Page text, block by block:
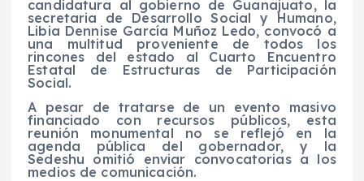
candidatura al gobierno de Guanajuato, la
secretaria de Desarrollo Social y Humano,
Libia Dennise García Muñoz Ledo, convocó a
una multitud proveniente de todos los
rincones del estado al Cuarto Encuentro
Estatal de Estructuras de Participación
Social.
A pesar de tratarse de un evento masivo
financiado con recursos públicos, esta
reunión monumental no se reflejó en la
agenda pública del gobernador, y la
Sedeshu omitió enviar convocatorias a los
medios de comunicación.